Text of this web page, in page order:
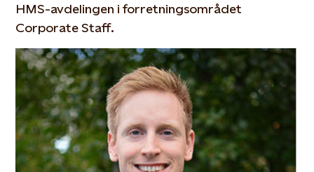
HMS-avdelingen i forretningsområdet
Corporate Staff.